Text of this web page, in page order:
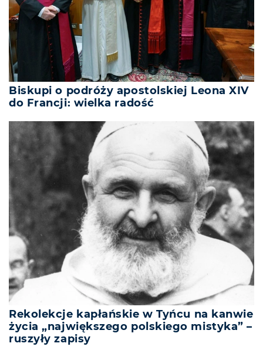
Biskupi o podróży apostolskiej Leona XIV
do Francji: wielka radość
Rekolekcje kapłańskie w Tyńcu na kanwie
życia „największego polskiego mistyka” –
ruszyły zapisy